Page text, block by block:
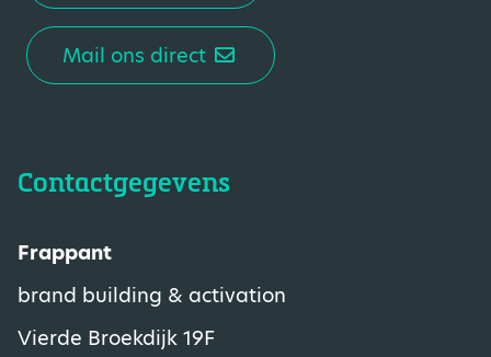
Mail ons direct
Contactgegevens
Frappant
brand building & activation
Vierde Broekdijk 19F